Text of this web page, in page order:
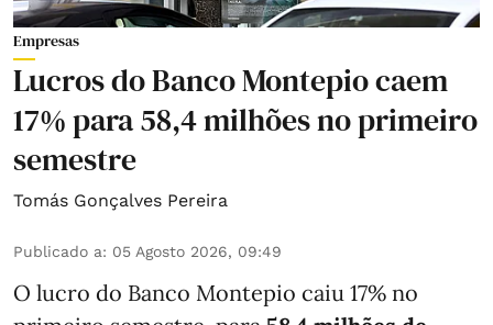
Empresas
Lucros do Banco Montepio caem
17% para 58,4 milhões no primeiro
semestre
Tomás Gonçalves Pereira
Publicado a: 05 Agosto 2026, 09:49
O lucro do Banco Montepio caiu 17% no